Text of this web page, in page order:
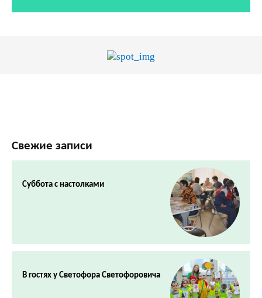
Свежие записи
Суббота с настолками
В гостях у Светофора Светофоровича